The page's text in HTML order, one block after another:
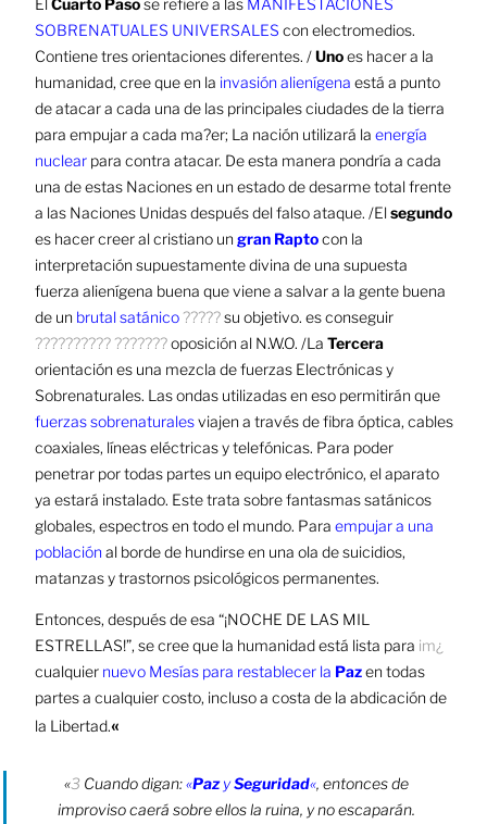
El Cuarto Pasose refiere a las MANIFESTACIONES
SOBRENATUALES UNIVERSALES con electromedios.
Contiene tres orientaciones diferentes. /Unoes hacer a la
humanidad, cree que en la invasión alienígena está a punto
deatacar a cada una de las principales ciudades de la tierra
para empujar a cada ma?er; La nación utilizará la energía
nuclearpara contra atacar. De esta manera pondría a cada
una de estas Naciones en un estado de desarme total frente
a las Naciones Unidas después del falso ataque. /Elsegundo
es hacer creer al cristiano un gran Raptocon la
interpretación supuestamente divina de una supuesta
fuerza alienígena buena que viene a salvar a la gente buena
de un brutal satánico ?????su objetivo. es conseguir
?????????? ???????oposición al N.W.O. /La Tercera
orientación es una mezcla de fuerzas Electrónicas y
Sobrenaturales. Las ondas utilizadas en eso permitirán que
fuerzas sobrenaturalesviajen a través de fibra óptica, cables
coaxiales, líneas eléctricas y telefónicas. Para poder
penetrar por todas partes un equipo electrónico, el aparato
ya estará instalado. Este trata sobre fantasmas satánicos
globales, espectros en todo el mundo. Para empujar a una
población al borde de hundirse en una ola de suicidios,
matanzas y trastornos psicológicos permanentes.
Entonces, después de esa “¡NOCHE DE LAS MIL
ESTRELLAS!”, se cree que la humanidad está lista para im¿
cualquier nuevo Mesías para restablecer la Pazen todas
partes a cualquier costo, incluso a costa de la abdicación de
la Libertad.«
«3 Cuando digan:«PazySeguridad«, entonces de
improviso caerá sobre ellos la ruina, y no escaparán.